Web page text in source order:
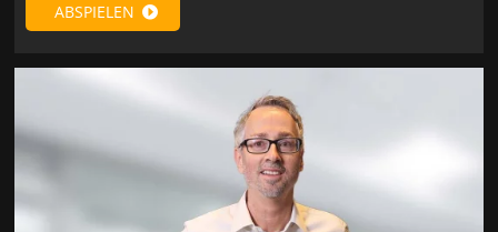
ABSPIELEN